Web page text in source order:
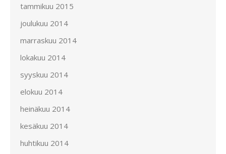
tammikuu 2015
joulukuu 2014
marraskuu 2014
lokakuu 2014
syyskuu 2014
elokuu 2014
heinäkuu 2014
kesäkuu 2014
huhtikuu 2014